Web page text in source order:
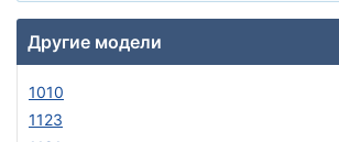
Другие модели
1010
1123